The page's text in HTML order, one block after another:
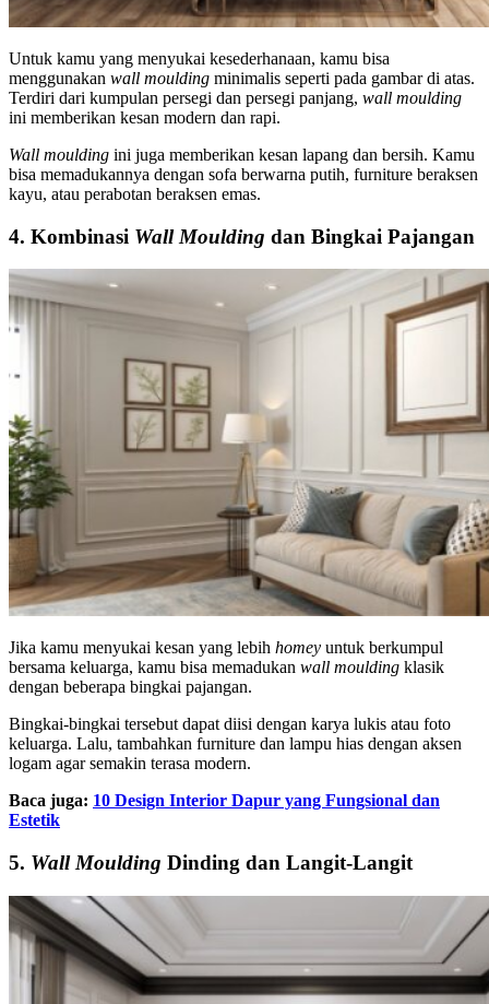
Untuk kamu yang menyukai kesederhanaan, kamu bisa
menggunakan wall moulding minimalis seperti pada gambar di atas.
Terdiri dari kumpulan persegi dan persegi panjang, wall moulding
ini memberikan kesan modern dan rapi.
Wall moulding ini juga memberikan kesan lapang dan bersih. Kamu
bisa memadukannya dengan sofa berwarna putih, furniture beraksen
kayu, atau perabotan beraksen emas.
4. Kombinasi Wall Moulding dan Bingkai Pajangan
Jika kamu menyukai kesan yang lebih homey untuk berkumpul
bersama keluarga, kamu bisa memadukan wall moulding klasik
dengan beberapa bingkai pajangan.
Bingkai-bingkai tersebut dapat diisi dengan karya lukis atau foto
keluarga. Lalu, tambahkan furniture dan lampu hias dengan aksen
logam agar semakin terasa modern.
Baca juga: 10 Design Interior Dapur yang Fungsional dan
Estetik
5. Wall Moulding Dinding dan Langit-Langit